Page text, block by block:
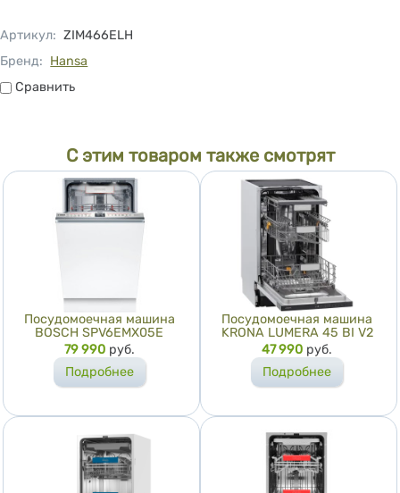
Артикул: ZIM466ELH
Бренд: Hansa
СравнитьСравнить
С этим товаром также смотрят
Посудомоечная машина
BOSCH SPV6EMX05E
Цена
79 990 руб.
Подробнее
Посудомоечная машина
KRONA LUMERA 45 BI V2
Цена
47 990 руб.
Подробнее